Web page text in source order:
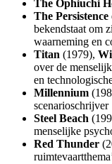
The Ophiuchi
The
bekendstaat om
waarneming en
Titan (1979),
over de
en
Millennium
scenarioschrijver
Steel Beach
menselijke
Red Thunder